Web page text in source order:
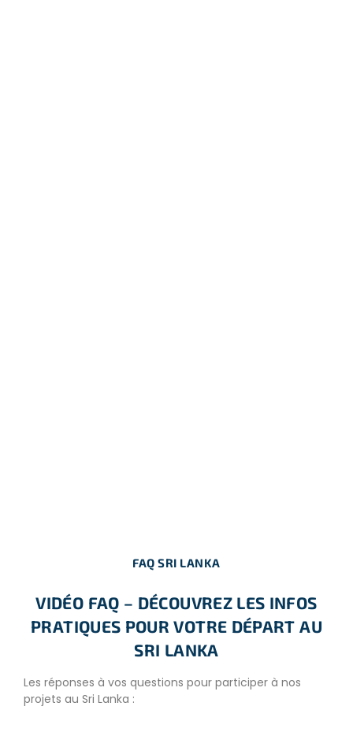
FAQ SRI LANKA
VIDÉO FAQ – DÉCOUVREZ LES INFOS
PRATIQUES POUR VOTRE DÉPART AU
SRI LANKA
Les réponses à vos questions pour participer à nos
projets au Sri Lanka :